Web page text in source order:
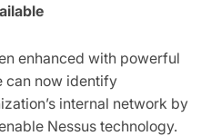
enhanced with powerful
can now identify
internal network by
Nessus technology.